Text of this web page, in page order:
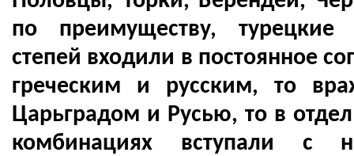
по преимуществу,
степей входили в постоянное
греческим и русским, то
Царьградом и Русью, то в
комбинациях вступали